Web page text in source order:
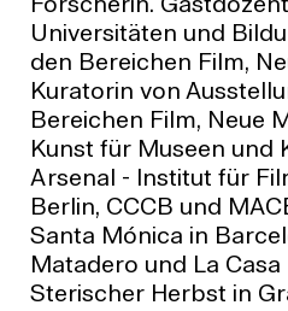
Forscherin.
Universitäten und
den Bereichen Film,
Kuratorin von
Bereichen Film, Neue
Kunst für Museen und
Arsenal - Institut für
Berlin, CCCB und
Santa Mónica in
Matadero und La
Sterischer Herbst in